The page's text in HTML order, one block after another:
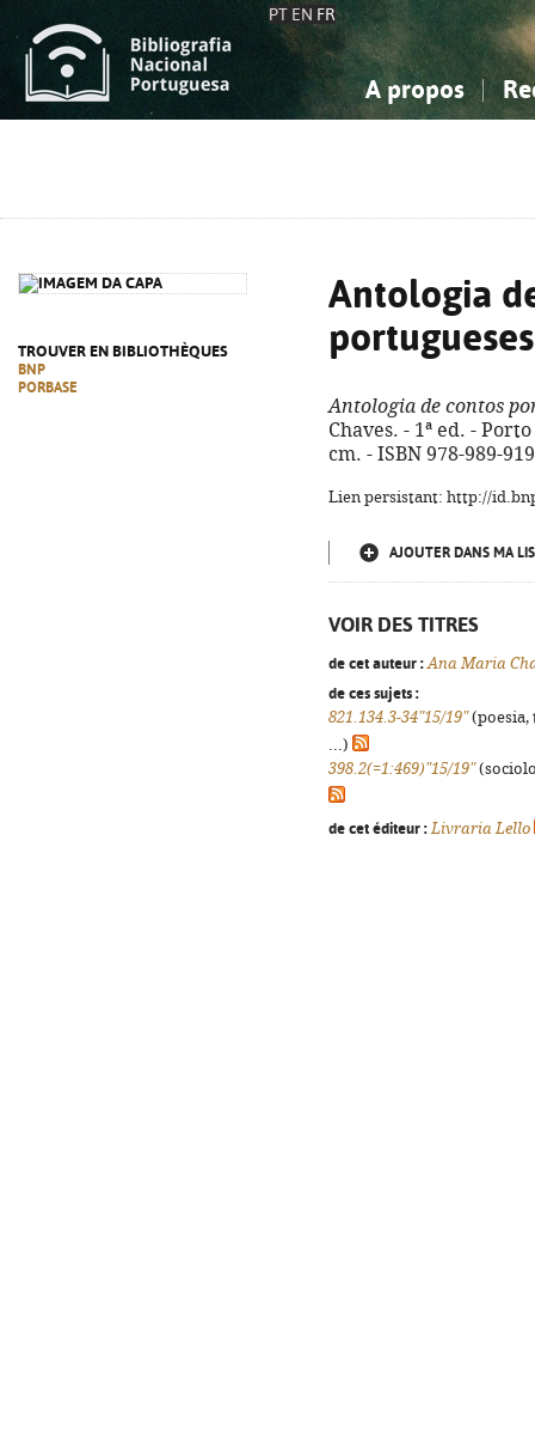
PT EN FR
A propos
TROUVER EN BIBLIOTHÈQUES
BNP
PORBASE
Antologia
portugueses
Antologia de contos
Chaves. - 1ª ed. -
cm. - ISBN 978-989-
Lien persistant: http://
AJOUTER DANS MA
VOIR DES TITRES
de cet auteur : Ana Maria
de ces sujets :
821.134.3-34"15/19"(poesia,
...)
398.2(=1:469)"15/19"
de cet éditeur : Livraria Lello